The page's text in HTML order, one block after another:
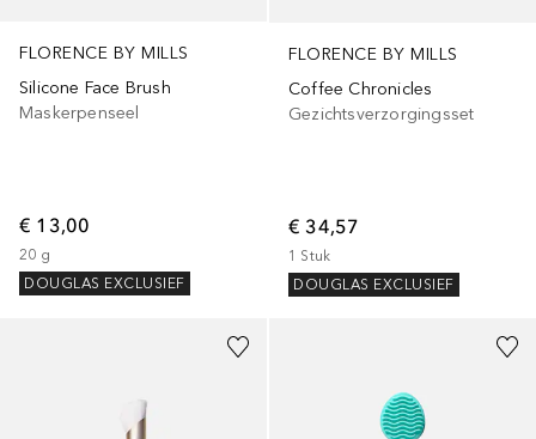
FLORENCE BY MILLS
Silicone Face Brush
Maskerpenseel
€ 13,00
20 g
DOUGLAS EXCLUSIEF
FLORENCE BY MILLS
Coffee Chronicles
Gezichtsverzorgingsset
€ 34,57
1 Stuk
DOUGLAS EXCLUSIEF